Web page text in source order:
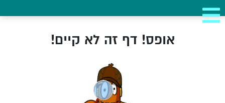
אופס! דף זה לא קיים!